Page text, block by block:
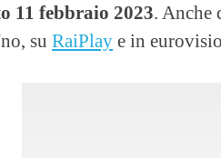
11 febbraio 2023. Anche
su RaiPlay e in